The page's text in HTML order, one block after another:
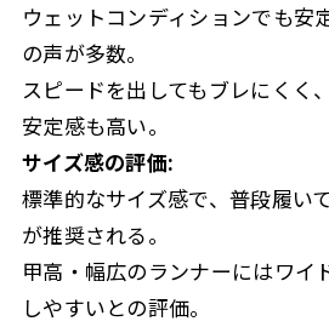
ウェットコンディションでも安
の声が多数。
スピードを出してもブレにくく
安定感も高い。
サイズ感の評価:
標準的なサイズ感で、普段履い
が推奨される。
甲高・幅広のランナーにはワイ
しやすいとの評価。